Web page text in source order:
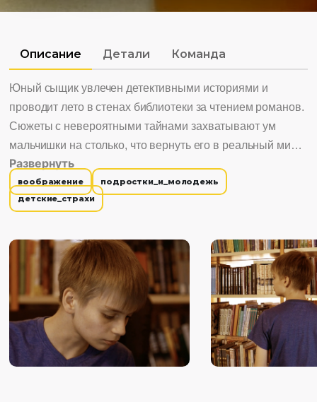
Описание Детали Команда
Юный сыщик увлечен детективными историями и
проводит лето в стенах библиотеки за чтением романов.
Сюжеты с невероятными тайнами захватывают ум
мальчишки на столько, что вернуть его в реальный мир
удастся только призраку Шерлока Холмса.
Развернуть
воображение
подростки_и_молодежь
детские_страхи